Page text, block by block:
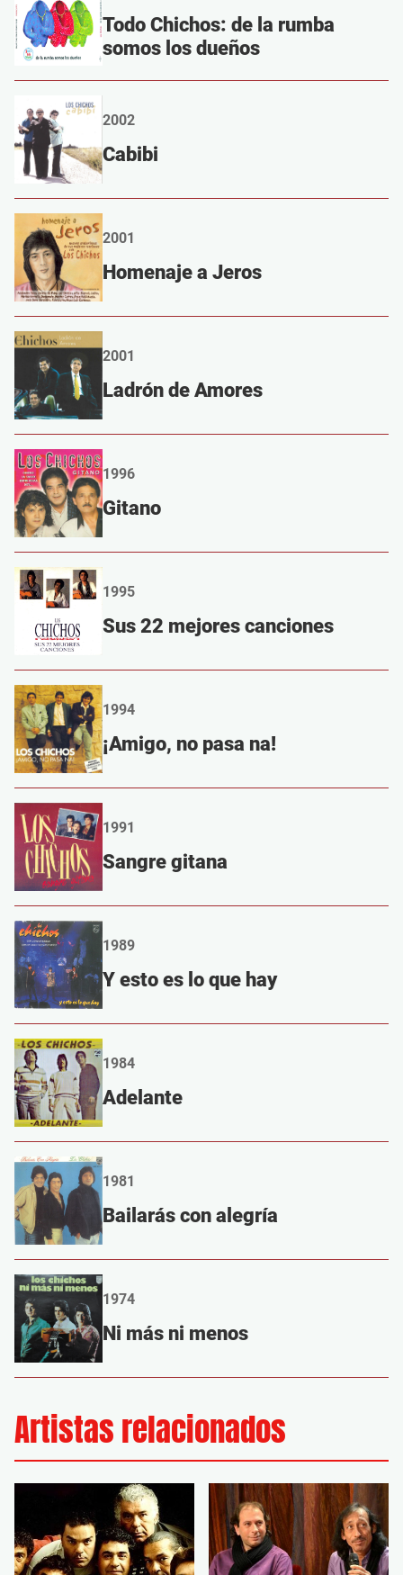
Todo Chichos: de la rumba
somos los dueños
2002
Cabibi
2001
Homenaje a Jeros
2001
Ladrón de Amores
1996
Gitano
1995
Sus 22 mejores canciones
1994
¡Amigo, no pasa na!
1991
Sangre gitana
1989
Y esto es lo que hay
1984
Adelante
1981
Bailarás con alegría
1974
Ni más ni menos
Artistas relacionados